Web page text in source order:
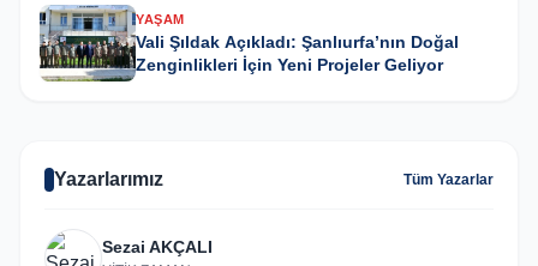
YAŞAM
Vali Şıldak Açıkladı: Şanlıurfa’nın Doğal
Zenginlikleri İçin Yeni Projeler Geliyor
Yazarlarımız Tüm Yazarlar
Sezai AKÇALI